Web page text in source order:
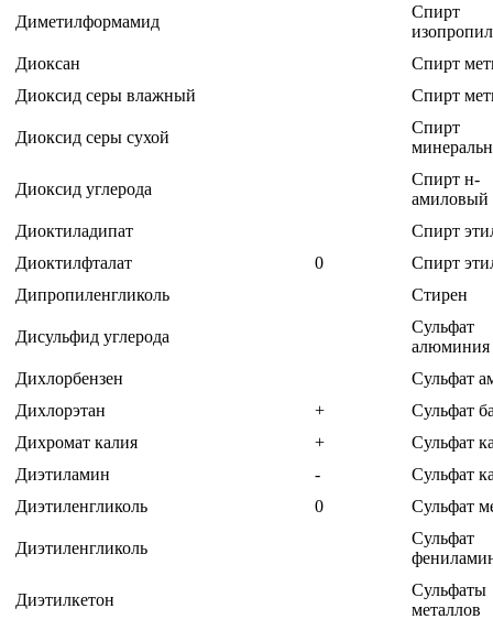
Диметилформамид
Спирт
Диоксан
Спирт
Диоксид серы влажный
Спирт
Диоксид серы сухой
Спирт
Диоксид углерода
Спирт н-
амиловый
Диоктиладипат
Спирт
Диоктилфталат
0
Спирт
Дипропиленгликоль
Стирен
Дисульфид углерода
Сульфат
алюминия
Дихлорбензен
Сульфат
Дихлорэтан
+
Сульфат
Дихромат калия
+
Сульфат
Диэтиламин
-
Сульфат
Диэтиленгликоль
0 Сульфат
Диэтиленгликоль
Сульфат
Диэтилкетон
Сульфаты
металлов